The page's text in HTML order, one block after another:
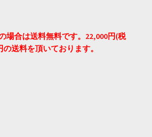
場合は送料無料です。22,000円(税
送料を頂いております。